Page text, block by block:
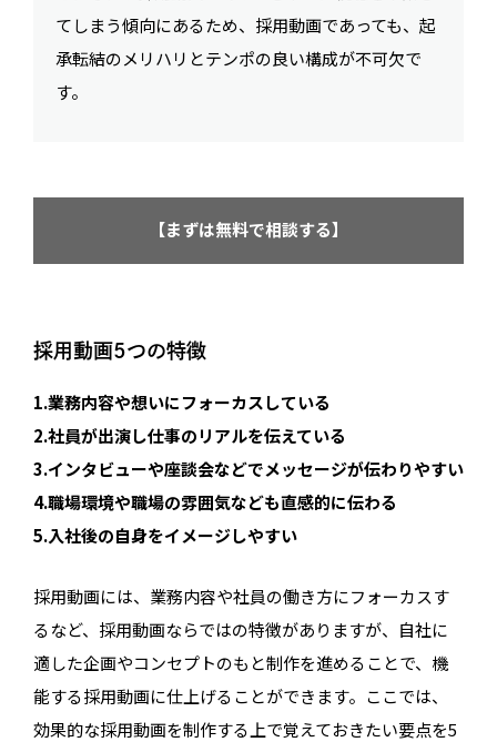
てしまう傾向にあるため、採用動画であっても、起
承転結のメリハリとテンポの良い構成が不可欠で
す。
【まずは無料で相談する】
採用動画5つの特徴
1.業務内容や想いにフォーカスしている
2.社員が出演し仕事のリアルを伝えている
3.インタビューや座談会などでメッセージが伝わりやすい
4.職場環境や職場の雰囲気なども直感的に伝わる
5.入社後の自身をイメージしやすい
採用動画には、業務内容や社員の働き方にフォーカスす
るなど、採用動画ならではの特徴がありますが、自社に
適した企画やコンセプトのもと制作を進めることで、機
能する採用動画に仕上げることができます。ここでは、
効果的な採用動画を制作する上で覚えておきたい要点を5